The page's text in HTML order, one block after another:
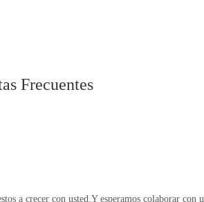
Frecuentes
a crecer con usted.Y esperamos colaborar con